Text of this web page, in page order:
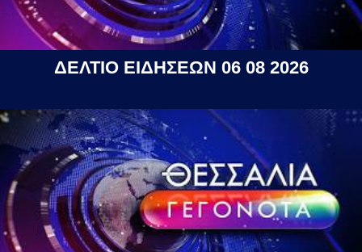
ΔΕΛΤΙΟ ΕΙΔΗΣΕΩΝ 06 08 2026